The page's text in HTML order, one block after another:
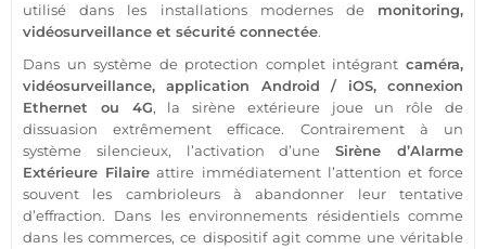
utilisé dans les installations modernes de monitoring,
vidéosurveillance et sécurité connectée.
Dans unsystème de protection complet intégrantcaméra,
vidéosurveillance,application Android / iOS, connexion
Ethernet ou 4G, lasirène extérieurejoue un rôle de
dissuasion extrêmement efficace. Contrairement à un
système silencieux, l’activation d’uneSirène d’Alarme
Extérieure Filaire attire immédiatement l’attention et force
souvent les cambrioleurs à abandonner leur tentative
d’effraction. Dans les environnements résidentiels comme
dans lescommerces, ce dispositif agit comme une véritable